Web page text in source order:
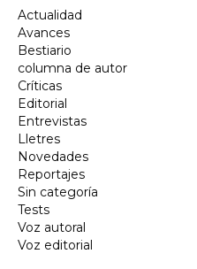
Actualidad
Avances
Bestiario
columna de autor
Críticas
Editorial
Entrevistas
Lletres
Novedades
Reportajes
Sin categoría
Tests
Voz autoral
Voz editorial